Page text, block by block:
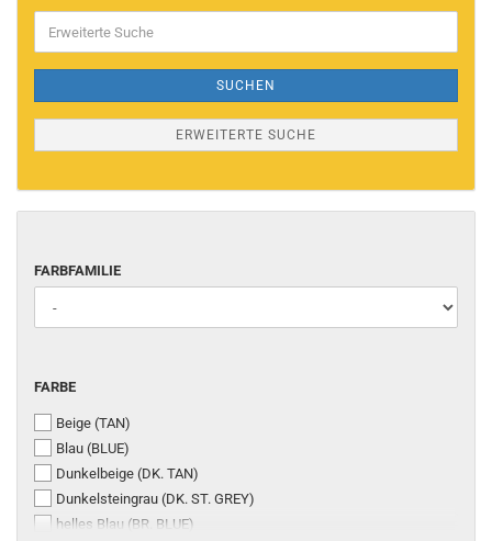
Suche
SUCHEN
ERWEITERTE SUCHE
FARBFAMILIE
FARBFAMILIE
FARBE
FARBE
Beige (TAN)
Blau (BLUE)
Dunkelbeige (DK. TAN)
Dunkelsteingrau (DK. ST. GREY)
helles Blau (BR. BLUE)